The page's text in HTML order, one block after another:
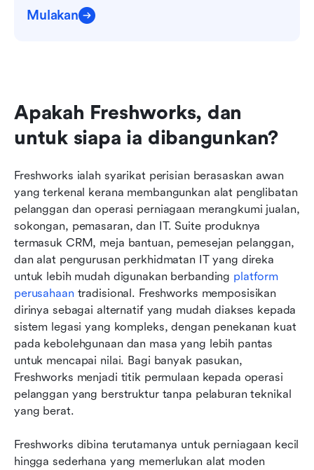
Mulakan
Apakah Freshworks, dan
untuk siapa ia dibangunkan?
Freshworks ialah syarikat perisian berasaskan awan
yang terkenal kerana membangunkan alat penglibatan
pelanggan dan operasi perniagaan merangkumi jualan,
sokongan, pemasaran, dan IT. Suite produknya
termasuk CRM, meja bantuan, pemesejan pelanggan,
dan alat pengurusan perkhidmatan IT yang direka
untuk lebih mudah digunakan berbanding platform
perusahaan tradisional. Freshworks memposisikan
dirinya sebagai alternatif yang mudah diakses kepada
sistem legasi yang kompleks, dengan penekanan kuat
pada kebolehgunaan dan masa yang lebih pantas
untuk mencapai nilai. Bagi banyak pasukan,
Freshworks menjadi titik permulaan kepada operasi
pelanggan yang berstruktur tanpa pelaburan teknikal
yang berat.
Freshworks dibina terutamanya untuk perniagaan kecil
hingga sederhana yang memerlukan alat moden